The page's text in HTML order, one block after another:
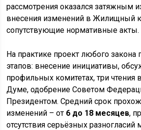
рассмотрения оказался затяжным
внесения изменений в Жилищный
сопутствующие нормативные акты.
На практике проект любого закона
этапов: внесение инициативы,
профильных комитетах, три чтения
Думе, одобрение Советом
Президентом. Средний срок
изменений – от 6 до 18 месяцев,
отсутствия серьёзных